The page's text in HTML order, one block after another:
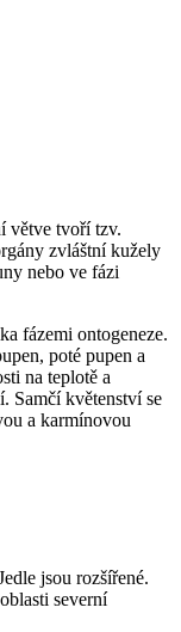
větve tvoří tzv.
zvláštní kužely
nebo ve fázi
fázemi ontogeneze.
poté pupen a
na teplotě a
Samčí květenství se
a karmínovou
jsou rozšířené.
severní